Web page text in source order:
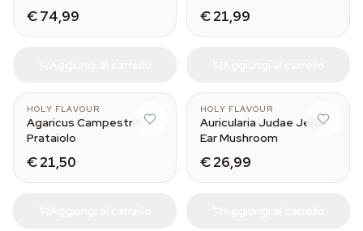
€ 74,99 € 21,99
HOLY FLAVOUR
Agaricus Campestris
Prataiolo
€ 21,50
HOLY FLAVOUR
Auricularia Judae Jelly
Ear Mushroom
€ 26,99